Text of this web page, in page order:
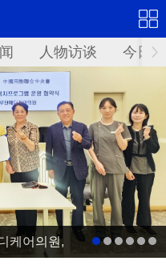
人物访谈 今日
케어의원,